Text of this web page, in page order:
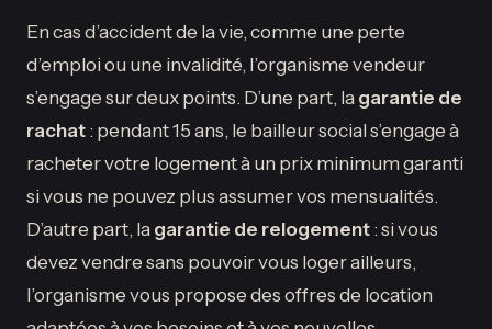
En cas d’accident de la vie, comme une perte
d’emploi ou une invalidité, l’organisme vendeur
s’engage sur deux points. D’une part, lagarantie de
rachat: pendant 15 ans, le bailleur social s’engage à
racheter votre logement à un prix minimum garanti
si vous ne pouvez plus assumer vos mensualités.
D’autre part, lagarantie de relogement: si vous
devez vendre sans pouvoir vous loger ailleurs,
l’organisme vous propose des offres de location